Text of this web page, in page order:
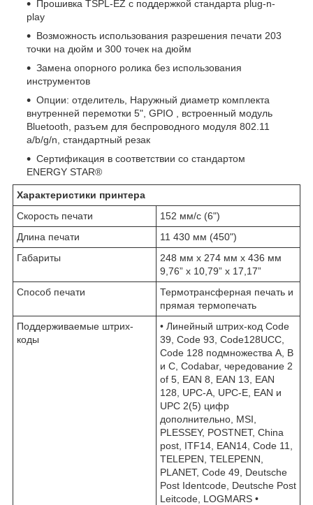
Прошивка TSPL-EZ с поддержкой стандарта plug-n-
play
Возможность использования разрешения печати 203
точки на дюйм и 300 точек на дюйм
Замена опорного ролика без использования
инструментов
Опции: отделитель, Наружный диаметр комплекта
внутренней перемотки 5", GPIO , встроенный модуль
Bluetooth, разъем для беспроводного модуля 802.11
a/b/g/n, стандартный резак
Сертификация в соответствии со стандартом
ENERGY STAR®
Характеристики принтера
Скорость печати
152 мм/с (6")
Длина печати
11 430 мм (450")
Габариты
248 мм x 274 мм x 436 мм
9,76” x 10,79” x 17,17”
Способ печати
Термотрансферная печать и
прямая термопечать
Поддерживаемые штрих-
коды
• Линейный штрих-код Code
39, Code 93, Code128UCC,
Code 128 подмножества A, B
и C, Codabar, чередование 2
of 5, EAN 8, EAN 13, EAN
128, UPC-A, UPC-E, EAN и
UPC 2(5) цифр
дополнительно, MSI,
PLESSEY, POSTNET, China
post, ITF14, EAN14, Code 11,
TELEPEN, TELEPENN,
PLANET, Code 49, Deutsche
Post Identcode, Deutsche Post
Leitcode, LOGMARS •